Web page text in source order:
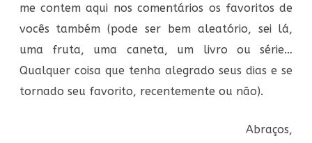
me contem aqui nos comentários os favoritos de
vocês também (pode ser bem aleatório, sei lá,
uma fruta, uma caneta, um livro ou série…
Qualquer coisa que tenha alegrado seus dias e se
tornado seu favorito, recentemente ou não).
Abraços,